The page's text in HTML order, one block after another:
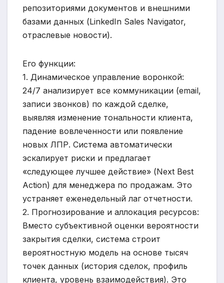
репозиториями документов и внешними
базами данных (LinkedIn Sales Navigator,
отраслевые новости).
Его функции:
1. Динамическое управление воронкой:
24/7 анализирует все коммуникации (email,
записи звонков) по каждой сделке,
выявляя изменение тональности клиента,
падение вовлеченности или появление
новых ЛПР. Система автоматически
эскалирует риски и предлагает
«следующее лучшее действие» (Next Best
Action) для менеджера по продажам. Это
устраняет еженедельный лаг отчетности.
2. Прогнозирование и аллокация ресурсов:
Вместо субъективной оценки вероятности
закрытия сделки, система строит
вероятностную модель на основе тысяч
точек данных (история сделок, профиль
клиента, уровень взаимодействия). Это